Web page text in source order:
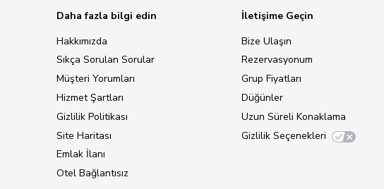
Daha fazla bilgi edin
Hakkımızda
Sıkça Sorulan Sorular
Müşteri Yorumları
Hizmet Şartları
Gizlilik Politikası
Site Haritası
Emlak İlanı
Otel Bağlantısız
İletişime Geçin
Bize Ulaşın
Rezervasyonum
Grup Fiyatları
Düğünler
Uzun Süreli Konaklama
Gizlilik Seçenekleri